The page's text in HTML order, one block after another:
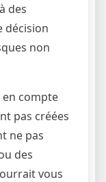
des
décision
non
en compte
pas créées
ne pas
des
vous